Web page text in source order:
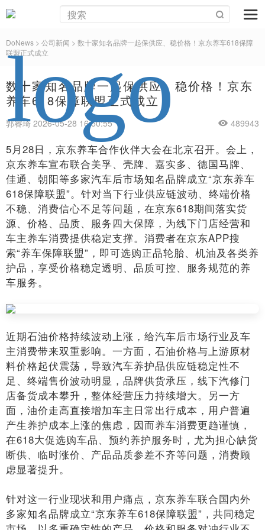
DoNews > 公司新闻 > 数十家知名品牌一起保供应、稳价格！京东养车618保障
联盟正式成立
数十家知名品牌一起保供应、稳价格！京东
养车618保障联盟正式成立
郭睿琦 2026-05-28 16:50:55 489943
5月28日，京东养车合作伙伴大会在北京召开。会上，
京东养车宣布联合美孚、壳牌、嘉实多、德国马牌、
佳通、朝阳等多家汽车后市场知名品牌成立“京东养车
618保障联盟”。针对当下行业供应链波动、终端价格
不稳、消费信心不足等问题，在京东618期间落实货
源、价格、品质、服务四大保障，为线下门店经营和
车主养车消费提供稳定支撑。消费者在京东APP搜
索“养车保障联盟”，即可选购正品轮胎、机油及各类养
护品，享受价格稳定透明、品质可控、服务规范的养
车服务。
近期石油价格持续波动上涨，给汽车后市场行业及车
主消费带来双重影响。一方面，石油价格与上游原材
料价格起伏震荡，导致汽车养护品供应链稳定性不
足、终端售价波动明显，品牌供货承压，线下汽修门
店备货成本攀升，整体经营压力持续增大。另一方
面，油价走高直接增加车主日常出行成本，用户普遍
产生养护成本上涨的焦虑，因而养车消费更趋谨慎，
在618大促选购车品、预约养护服务时，尤为担心缺货
断供、临时涨价、产品品质参差不齐等问题，消费顾
虑显著提升。
针对这一行业现状和用户痛点，京东养车联合国内外
多家知名品牌成立“京东养车618保障联盟”，共同稳定